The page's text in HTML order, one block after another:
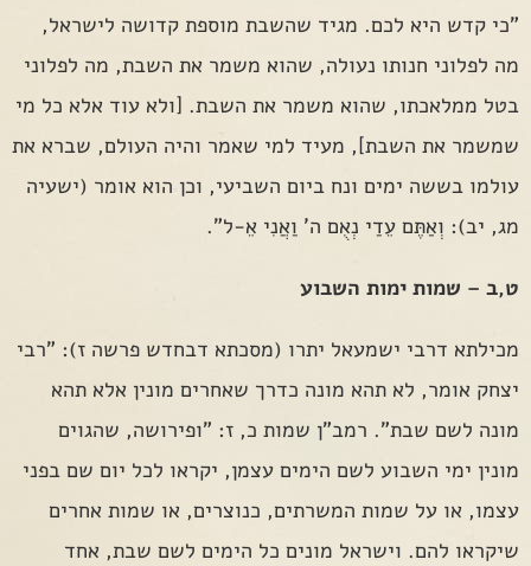
"כי קדש היא לכם. מגיד שהשבת מוספת קדושה לישראל,
מה לפלוני חנותו נעולה, שהוא משמר את השבת, מה לפלוני
בטל ממלאכתו, שהוא משמר את השבת. [ולא עוד אלא כל מי
שמשמר את השבת], מעיד למי שאמר והיה העולם, שברא את
עולמו בששה ימים ונח ביום השביעי, וכן הוא אומר (ישעיה
מג, יב): וְאַתֶּם עֵדַי נְאֻם ה' וַאֲנִי אֵ-ל".
ט,ב – שמות ימות השבוע
מכילתא דרבי ישמעאל יתרו (מסכתא דבחדש פרשה ז): "רבי
יצחק אומר, לא תהא מונה כדרך שאחרים מונין אלא תהא
מונה לשם שבת". רמב"ן שמות כ, ז: "ופירושה, שהגוים
מונין ימי השבוע לשם הימים עצמן, יקראו לכל יום שם בפני
עצמו, או על שמות המשרתים, כנוצרים, או שמות אחרים
שיקראו להם. וישראל מונים כל הימים לשם שבת, אחד